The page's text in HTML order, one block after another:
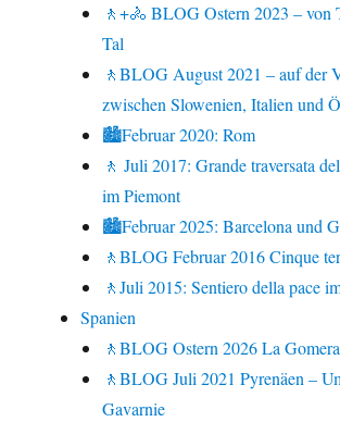
🚶+🚴 BLOG Ostern 2023 – von
Tal
🚶BLOG August 2021 – auf der
zwischen Slowenien, Italien und
🏙Februar 2020: Rom
🚶 Juli 2017: Grande traversata
im Piemont
🏙Februar 2025: Barcelona und
🚶BLOG Februar 2016 Cinque
🚶Juli 2015: Sentiero della pace
Spanien
🚶BLOG Ostern 2026 La Gomera
🚶BLOG Juli 2021 Pyrenäen –
Gavarnie